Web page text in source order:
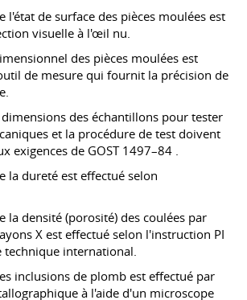
l'état de surface des pièces moulées est
visuelle à l'œil nu.
des pièces moulées est
de mesure qui fournit la précision de
des échantillons pour tester
et la procédure de test doivent
exigences de GOST 1497–84 .
la dureté est effectué selon
la densité (porosité) des coulées par
X est effectué selon l'instruction PI
technique international.
inclusions de plomb est effectué par
à l'aide d'un microscope